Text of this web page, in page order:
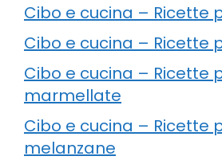
Cibo e cucina – Ricette
Cibo e cucina – Ricette
Cibo e cucina – Ricette
marmellate
Cibo e cucina – Ricette
melanzane